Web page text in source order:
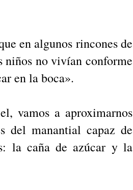
en algunos rincones de
no vivían conforme
en la boca».
vamos a aproximarnos
del manantial capaz de
la caña de azúcar y la